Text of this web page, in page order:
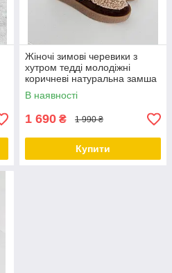
Жіночі зимові черевики з
хутром тедді молодіжні
коричневі натуральна замша
В наявності
1 690 ₴ 1 990 ₴
Купити